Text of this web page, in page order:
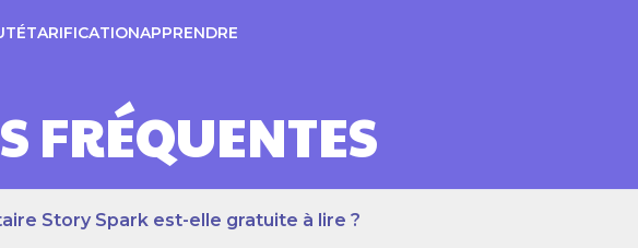
TARIFICATIONAPPRENDRE
FRÉQUENTES
Story Spark est-elle gratuite à lire ?